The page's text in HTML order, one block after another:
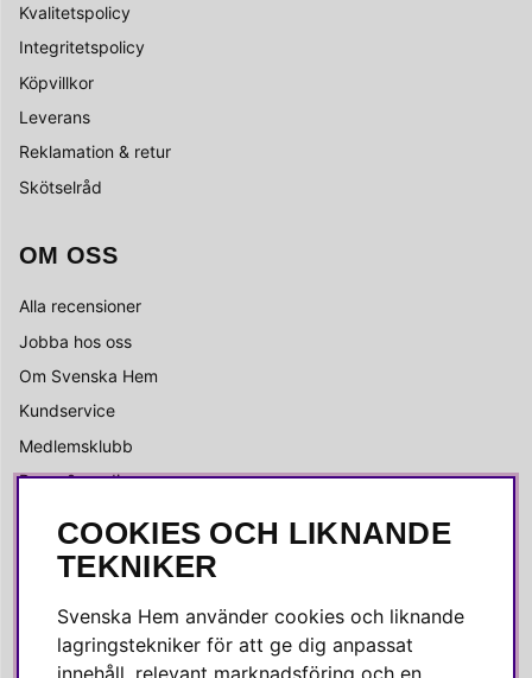
Kvalitetspolicy
Integritetspolicy
Köpvillkor
Leverans
Reklamation & retur
Skötselråd
OM OSS
Alla recensioner
Jobba hos oss
Om Svenska Hem
Kundservice
Medlemsklubb
Press & media
SOCIALA MEDIER
Instagram
COOKIES OCH LIKNANDE
TEKNIKER
Svenska Hem använder cookies och liknande
lagringstekniker för att ge dig anpassat
innehåll, relevant marknadsföring och en